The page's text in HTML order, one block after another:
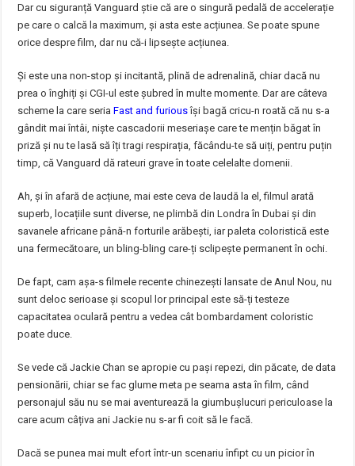
Dar cu siguranță Vanguard știe că are o singură pedală de accelerație
pe care o calcă la maximum, și asta este acțiunea. Se poate spune
orice despre film, dar nu că-i lipsește acțiunea.
Și este una non-stop și incitantă, plină de adrenalină, chiar dacă nu
prea o înghiți și CGI-ul este șubred în multe momente. Dar are câteva
scheme la care seriaFast and furiousîși bagă cricu-n roată că nu s-a
gândit mai întâi, niște cascadorii meseriașe care te mențin băgat în
priză și nu te lasă să îți tragi respirația, făcându-te să uiți, pentru puțin
timp, că Vanguard dă rateuri grave în toate celelalte domenii.
Ah, și în afară de acțiune, mai este ceva de laudă la el, filmul arată
superb, locațiile sunt diverse, ne plimbă din Londra în Dubai și din
savanele africane până-n forturile arăbești, iar paleta coloristică este
una fermecătoare, un bling-bling care-ți sclipește permanent în ochi.
De fapt, cam așa-s filmele recente chinezești lansate de Anul Nou, nu
sunt deloc serioase și scopul lor principal este să-ți testeze
capacitatea oculară pentru a vedea cât bombardament coloristic
poate duce.
Se vede că Jackie Chan se apropie cu pași repezi, din păcate, de data
pensionării, chiar se fac glume meta pe seama asta în film, când
personajul său nu se mai aventurează la giumbușlucuri periculoase la
care acum câțiva ani Jackie nu s-ar fi coit să le facă.
Dacă se punea mai mult efort într-un scenariu înfipt cu un picior în